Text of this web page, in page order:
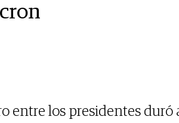
entre los presidentes duró